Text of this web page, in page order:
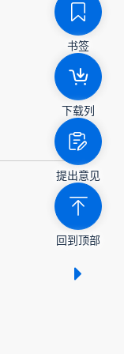
书签
下载列
提出意见
回到顶部